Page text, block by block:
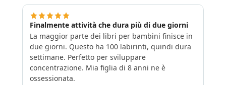
Finalmente attività che dura più di due giorni
La maggior parte dei libri per bambini finisce in
due giorni. Questo ha 100 labirinti, quindi dura
settimane. Perfetto per sviluppare
concentrazione. Mia figlia di 8 anni ne è
ossessionata.